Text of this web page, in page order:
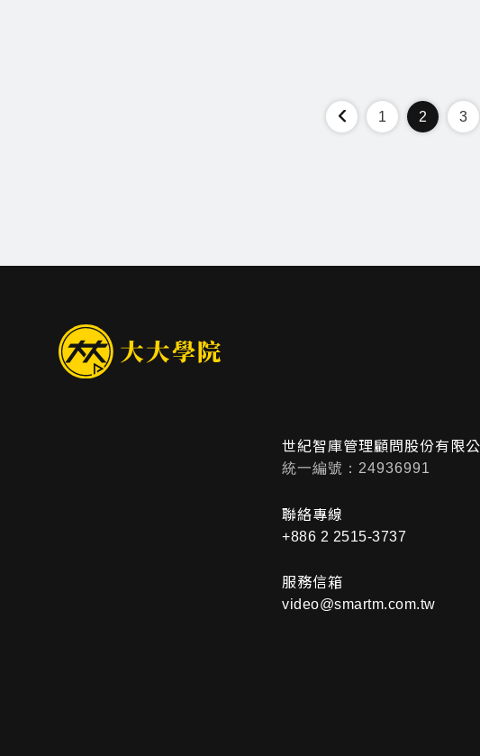
1 2 3
世紀智庫管理顧問股份有限
統一編號：24936991
聯絡專線
+886 2 2515-3737
服務信箱
video@smartm.com.tw